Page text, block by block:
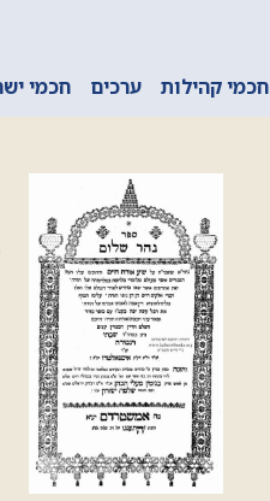
חכמי קהילות ערכים חכמי